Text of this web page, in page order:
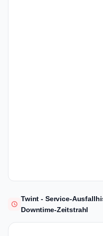
Twint - Service-
Downtime-Zeitstrahl